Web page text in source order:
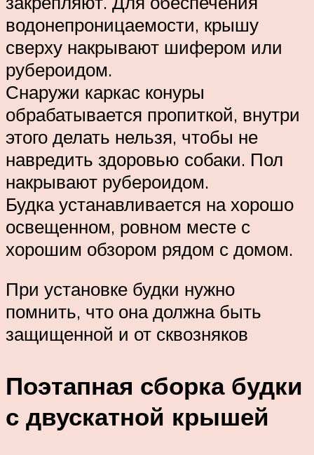
водонепроницаемости, крышу
сверху накрывают шифером или
рубероидом.
Снаружи каркас конуры
обрабатывается пропиткой, внутри
этого делать нельзя, чтобы не
навредить здоровью собаки. Пол
накрывают рубероидом.
Будка устанавливается на хорошо
освещенном, ровном месте с
хорошим обзором рядом с домом.
При установке будки нужно
помнить, что она должна быть
защищенной и от сквозняков
Поэтапная сборка будки
с двускатной крышей